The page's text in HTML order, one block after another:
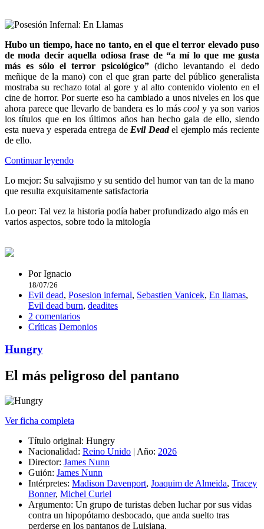
Hubo un tiempo, hace no tanto, en el que el terror elevado puso
de moda decir aquella odiosa frase de “a mí lo que me gusta
más es sólo el terror psicológico”(dicho levantando el dedo
meñique de la mano) con el que gran parte del público generalista
mostraba su rechazo total al gore y al alto contenido violento en el
cine de horror. Por suerte eso ha cambiado a unos niveles en los que
ahora parece que llevarlo de bandera es lo máscool y ya son varios
los títulos que en los últimos años han hecho gala de ello, siendo
esta nueva y esperada entrega de Evil Deadel ejemplo más reciente
de ello.
Continuar leyendo
Lo mejor: Su salvajismo y su sentido del humor van tan de la mano
que resulta exquisitamente satisfactoria
Lo peor: Tal vez la historia podía haber profundizado algo más en
varios aspectos, sobre todo la mitología
PorIgnacio
18/07/26
Evil dead, Posesion infernal, Sebastien Vanicek, En llamas,
Evil dead burn, deadites
2 comentarios
Críticas Demonios
Hungry
El más peligroso del pantano
Ver ficha completa
Título original: Hungry
Nacionalidad: Reino Unido | Año: 2026
Director: James Nunn
Guión: James Nunn
Intérpretes: Madison Davenport, Joaquim de Almeida, Tracey
Bonner, Michel Curiel
Argumento: Un grupo de turistas deben luchar por sus vidas
contra un hipopótamo desbocado, que anda suelto tras
perderse en los pantanos de Luisiana.